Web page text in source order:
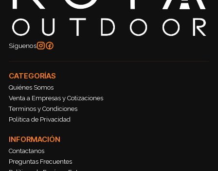
Síguenos
CATEGORÍAS
Quiénes Somos
Venta a Empresas y Cotizaciones
Terminos y Condiciones
Política de Privacidad
INFORMACIÓN
Contactanos
Preguntas Frecuentes